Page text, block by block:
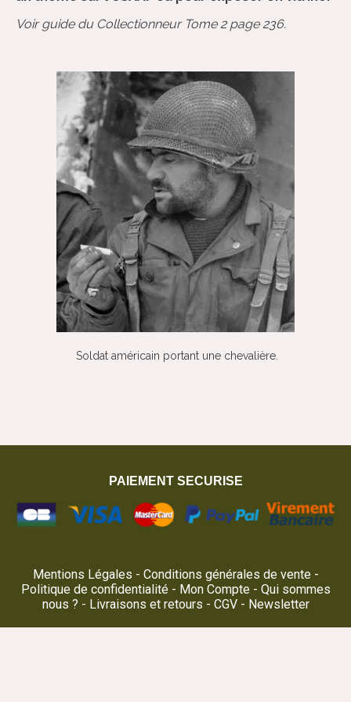
Voir guide du Collectionneur Tome 2 page 236.
Soldat américain portant une chevalière.
PAIEMENT SECURISE
Mentions Légales
Conditions générales de vente
Politique de confidentialité
Mon Compte
Qui sommes
nous ?
Livraisons et retours CGV Newsletter